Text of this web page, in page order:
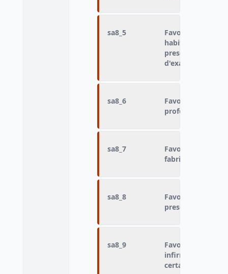
sa8_5
Favorable ou
habitudes des
prescrivent
d'examens
sa8_6
Favorable ou
professionnels
sa8_7
Favorable ou
fabricants de
sa8_8
Favorable ou
prescription de
sa8_9
Favorable ou
infirmiers ou aux
certaines tâches